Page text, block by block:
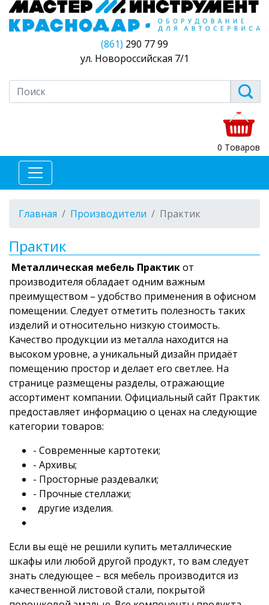
(861) 290 77 99
ул. Новороссийская 7/1
0 Товаров
Главная Производители Практик
Практик
Металлическая мебель Практикот
производителя обладает одним важным
преимуществом – удобство применения в офисном
помещении. Следует отметить полезность таких
изделий и относительно низкую стоимость.
Качество продукции из металла находится на
высоком уровне, а уникальный дизайн придаёт
помещению простор и делает его светлее. На
странице размещены разделы, отражающие
ассортимент компании. Официальный сайт Практик
предоставляет информацию о ценах на следующие
категории товаров:
- Современные картотеки;
- Архивы;
- Просторные раздевалки;
- Прочные стеллажи;
другие изделия.
Если вы ещё не решили купить металлические
шкафы или любой другой продукт, то вам следует
знать следующее – вся мебель производится из
качественной листовой стали, покрытой